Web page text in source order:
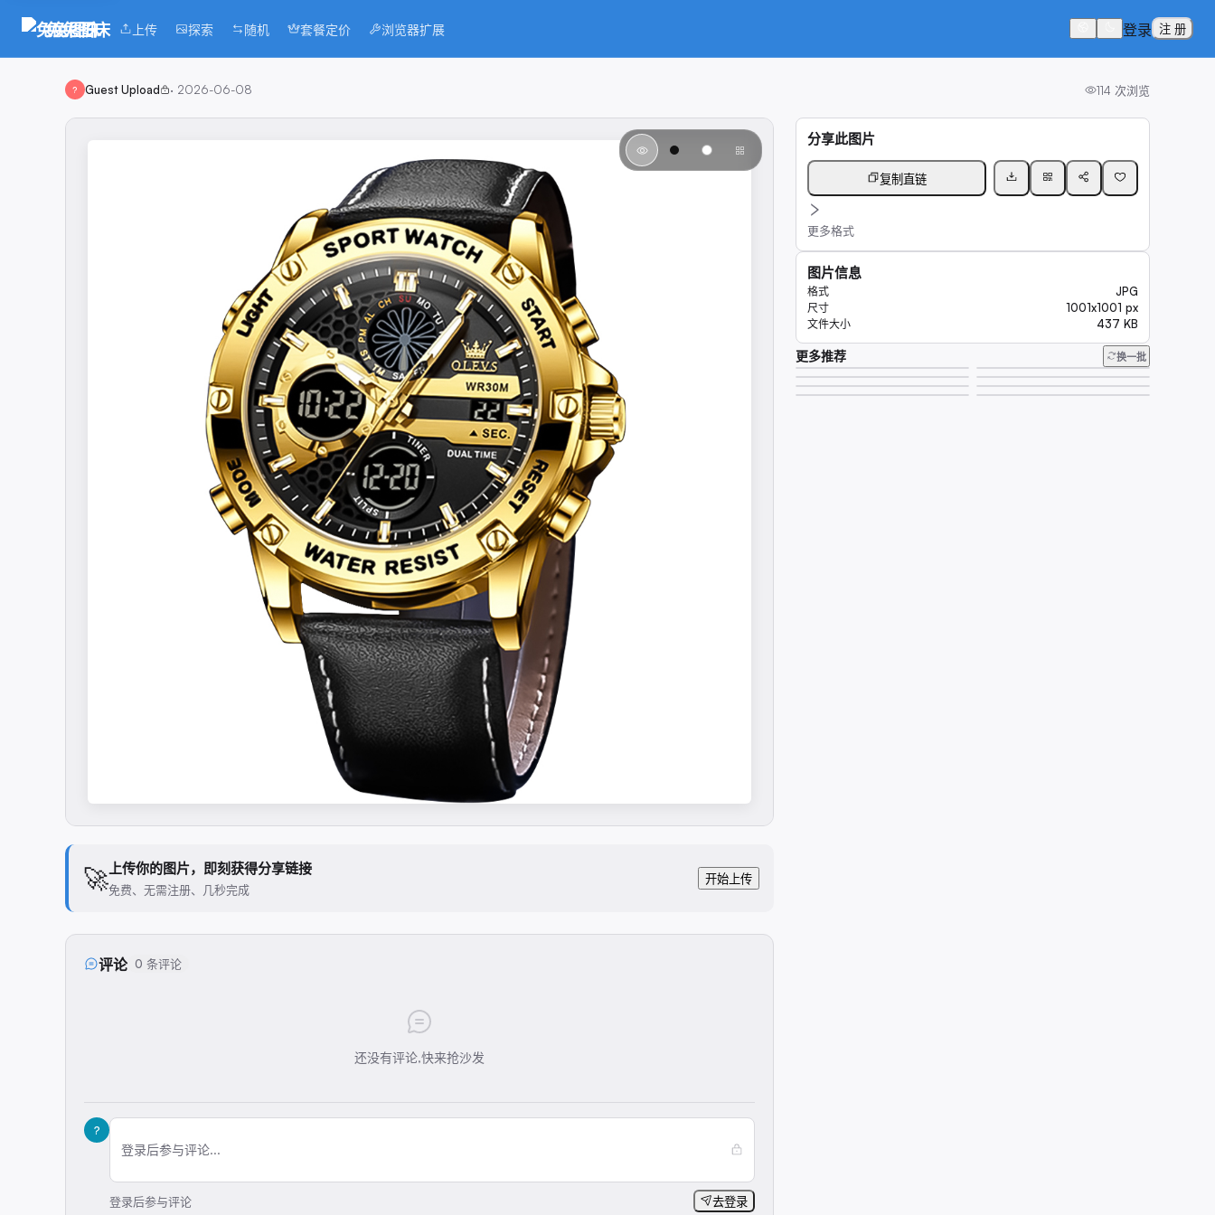
兔兔图床 上传 探索 随机 套餐定价 浏览器扩展 登录 注 册
? Guest Upload · 2026-06-08 114 次浏览
🚀上传你的图片，即刻获得分享链接
免费、无需注册、几秒完成
开始上传
评论 0 条评论
还没有评论,快来抢沙发
?
登录后参与评论...
登录后参与评论 去登录
分享此图片
复制直链
更多格式
图片信息
格式 JPG
尺寸 1001x1001 px
文件大小 437 KB
更多推荐 换一批